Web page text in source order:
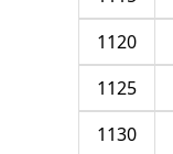
1120
1125
1130